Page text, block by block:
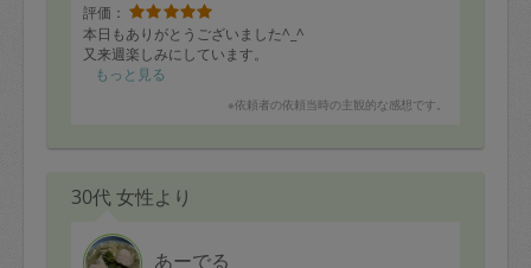
評価：
本日もありがとうございました^_^
又来週楽しみにしています。
もっと見る
※依頼者の依頼当時の主観的な感想です。
30代 女性より
あーでる